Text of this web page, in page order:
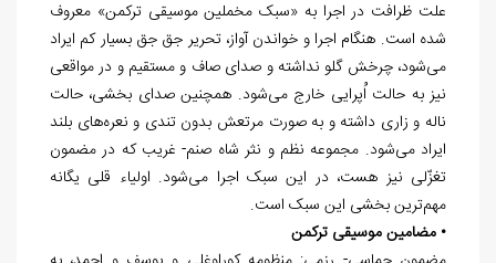
علت ظرافت در اجرا به «سبک مخملین موسیقی ترکمن» معروف
شده است. هنگام اجرا و خواندن آواز، تحریر جق جق بسیار کم ایراد
می‌شود، چرخش گلو نداشته و صدای صاف و مستقیم و در مواقعی
نیز به حالت اُپرایی خارج می‌شود. همچنین صدای بخشی، حالت
ناله و زاری داشته و به صورت مرتعش بدون تندی و نعره‌های بلند
ایراد می‌شود. مجموعه نظم و نثر شاه صنم- غریب که در مضمون
تغزّلی نیز هست، در این سبک اجرا می‌شود. اولیاء قلی یگانه
مهم‌ترین بخشی این سبک است.
• مضامین موسیقی ترکمن